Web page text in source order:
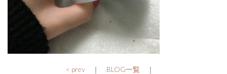
< prev ｜ BLOG一覧 ｜